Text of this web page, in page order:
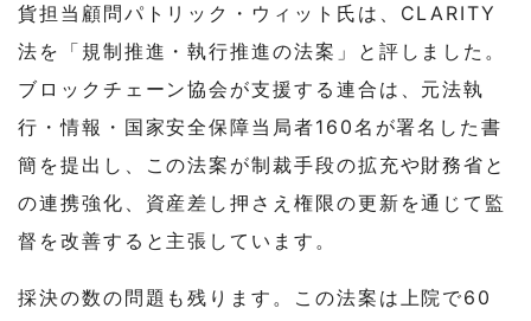
貨担当顧問パトリック・ウィット氏は、CLARITY
法を「規制推進・執行推進の法案」と評しました。
ブロックチェーン協会が支援する連合は、元法執
行・情報・国家安全保障当局者160名が署名した書
簡を提出し、この法案が制裁手段の拡充や財務省と
の連携強化、資産差し押さえ権限の更新を通じて監
督を改善すると主張しています。
採決の数の問題も残ります。この法案は上院で60